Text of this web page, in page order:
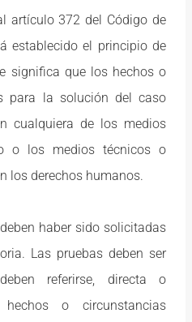
artículo 372 del Código de
establecido el principio de
significa que los hechos o
para la solución del caso
cualquiera de los medios
o los medios técnicos o
los derechos humanos.
haber sido solicitadas
Las pruebas deben ser
referirse, directa o
o circunstancias